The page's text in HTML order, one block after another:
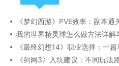
《梦幻西游》PVE效率：副本通
我的世界精灵球怎么做方法详解
《最终幻想14》职业选择：一
《剑网3》入坑建议：不同玩法